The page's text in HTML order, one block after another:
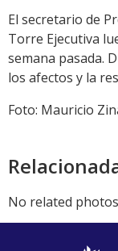
El secretario de
Torre Ejecutiva
semana pasada.
los afectos y la
Foto: Mauricio
No related